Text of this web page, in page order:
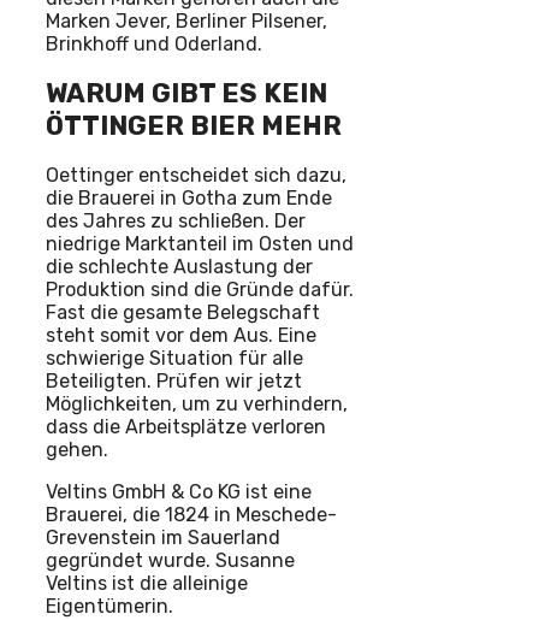
Marken Jever, Berliner Pilsener,
Brinkhoff und Oderland.
WARUM GIBT ES KEIN
ÖTTINGER BIER MEHR
Oettinger entscheidet sich dazu,
die Brauerei in Gotha zum Ende
des Jahres zu schließen. Der
niedrige Marktanteil im Osten und
die schlechte Auslastung der
Produktion sind die Gründe dafür.
Fast die gesamte Belegschaft
steht somit vor dem Aus. Eine
schwierige Situation für alle
Beteiligten. Prüfen wir jetzt
Möglichkeiten, um zu verhindern,
dass die Arbeitsplätze verloren
gehen.
Veltins GmbH & Co KG ist eine
Brauerei, die 1824 in Meschede-
Grevenstein im Sauerland
gegründet wurde. Susanne
Veltins ist die alleinige
Eigentümerin.